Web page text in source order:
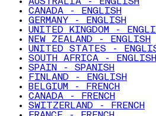
CANADA - ENGLISH
GERMANY - ENGLISH
UNITED KINGDOM -
NEW ZEALAND - ENGLISH
UNITED STATES -
SOUTH AFRICA - ENGLISH
SPAIN - SPANISH
FINLAND - ENGLISH
BELGIUM - FRENCH
CANADA - FRENCH
SWITZERLAND - FRENCH